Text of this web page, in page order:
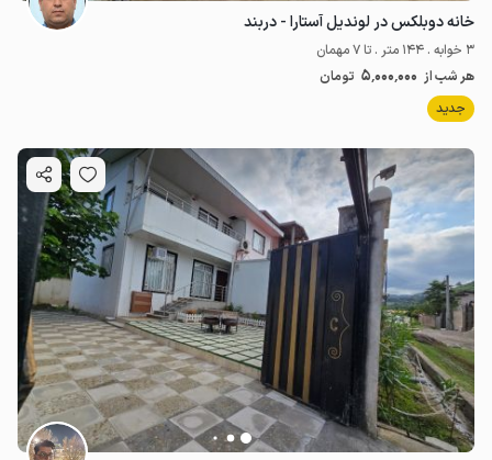
خانه دوبلکس در لوندیل آستارا - دربند
3 خوابه . 144 متر . تا 7 مهمان
هر شب از 5٬000٬000 تومان
جدید